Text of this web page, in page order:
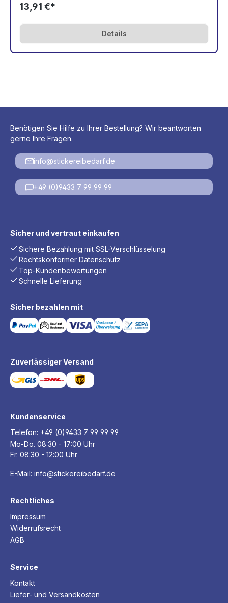
13,91 €*
Details
Benötigen Sie Hilfe zu Ihrer Bestellung? Wir beantworten
gerne Ihre Fragen.
info@stickereibedarf.de
+49 (0)9433 7 99 99 99
Sicher und vertraut einkaufen
Sichere Bezahlung mit SSL-Verschlüsselung
Rechtskonformer Datenschutz
Top-Kundenbewertungen
Schnelle Lieferung
Sicher bezahlen mit
Zuverlässiger Versand
Kundenservice
Telefon: +49 (0)9433 7 99 99 99
Mo-Do. 08:30 - 17:00 Uhr
Fr. 08:30 - 12:00 Uhr
E-Mail: info@stickereibedarf.de
Rechtliches
Impressum
Widerrufsrecht
AGB
Service
Kontakt
Liefer- und Versandkosten